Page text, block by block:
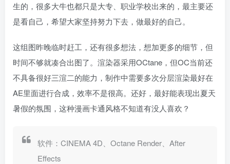
生的，很多大牛也都只是大专、职业学校出来的，最主要还
是看自己，希望大家坚持努力下去，做最好的自己。
这组图昨晚临时赶工，还有很多想法，想加更多的细节，但
时间不够就凑合出图了。渲染器采用OCtane，但OC当前还
不具备很好三渲二的能力，制作中需要多次分层渲染最好在
AE里面进行合成，效率不是很高。还好，最好能表现出夏天
暑假的氛围，这种漫画卡通风格不知道有没人喜欢？
软件：CINEMA 4D、Octane Render、After
Effects